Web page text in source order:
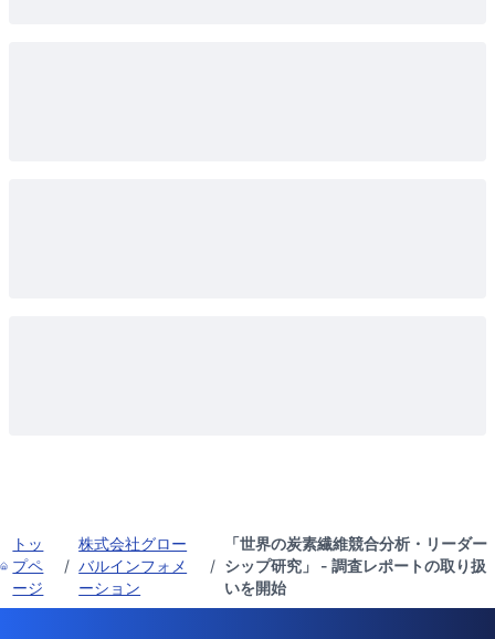
トッ
プペ
ージ
/
株式会社グロー
バルインフォメ
ーション
/
「世界の炭素繊維競合分析・リーダー
シップ研究」 - 調査レポートの取り扱
いを開始